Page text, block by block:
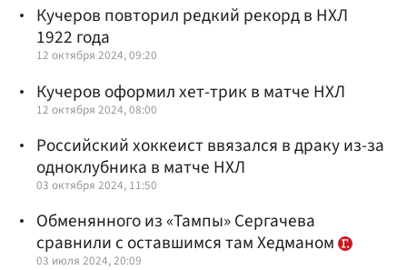
Кучеров повторил редкий рекорд в НХЛ
1922 года
12 октября 2024, 09:20
Кучеров оформил хет-трик в матче НХЛ
12 октября 2024, 08:00
Российский хоккеист ввязался в драку из-за
одноклубника в матче НХЛ
03 октября 2024, 11:50
Обменянного из «Тампы» Сергачева
сравнили с оставшимся там Хедманом
03 июля 2024, 20:09